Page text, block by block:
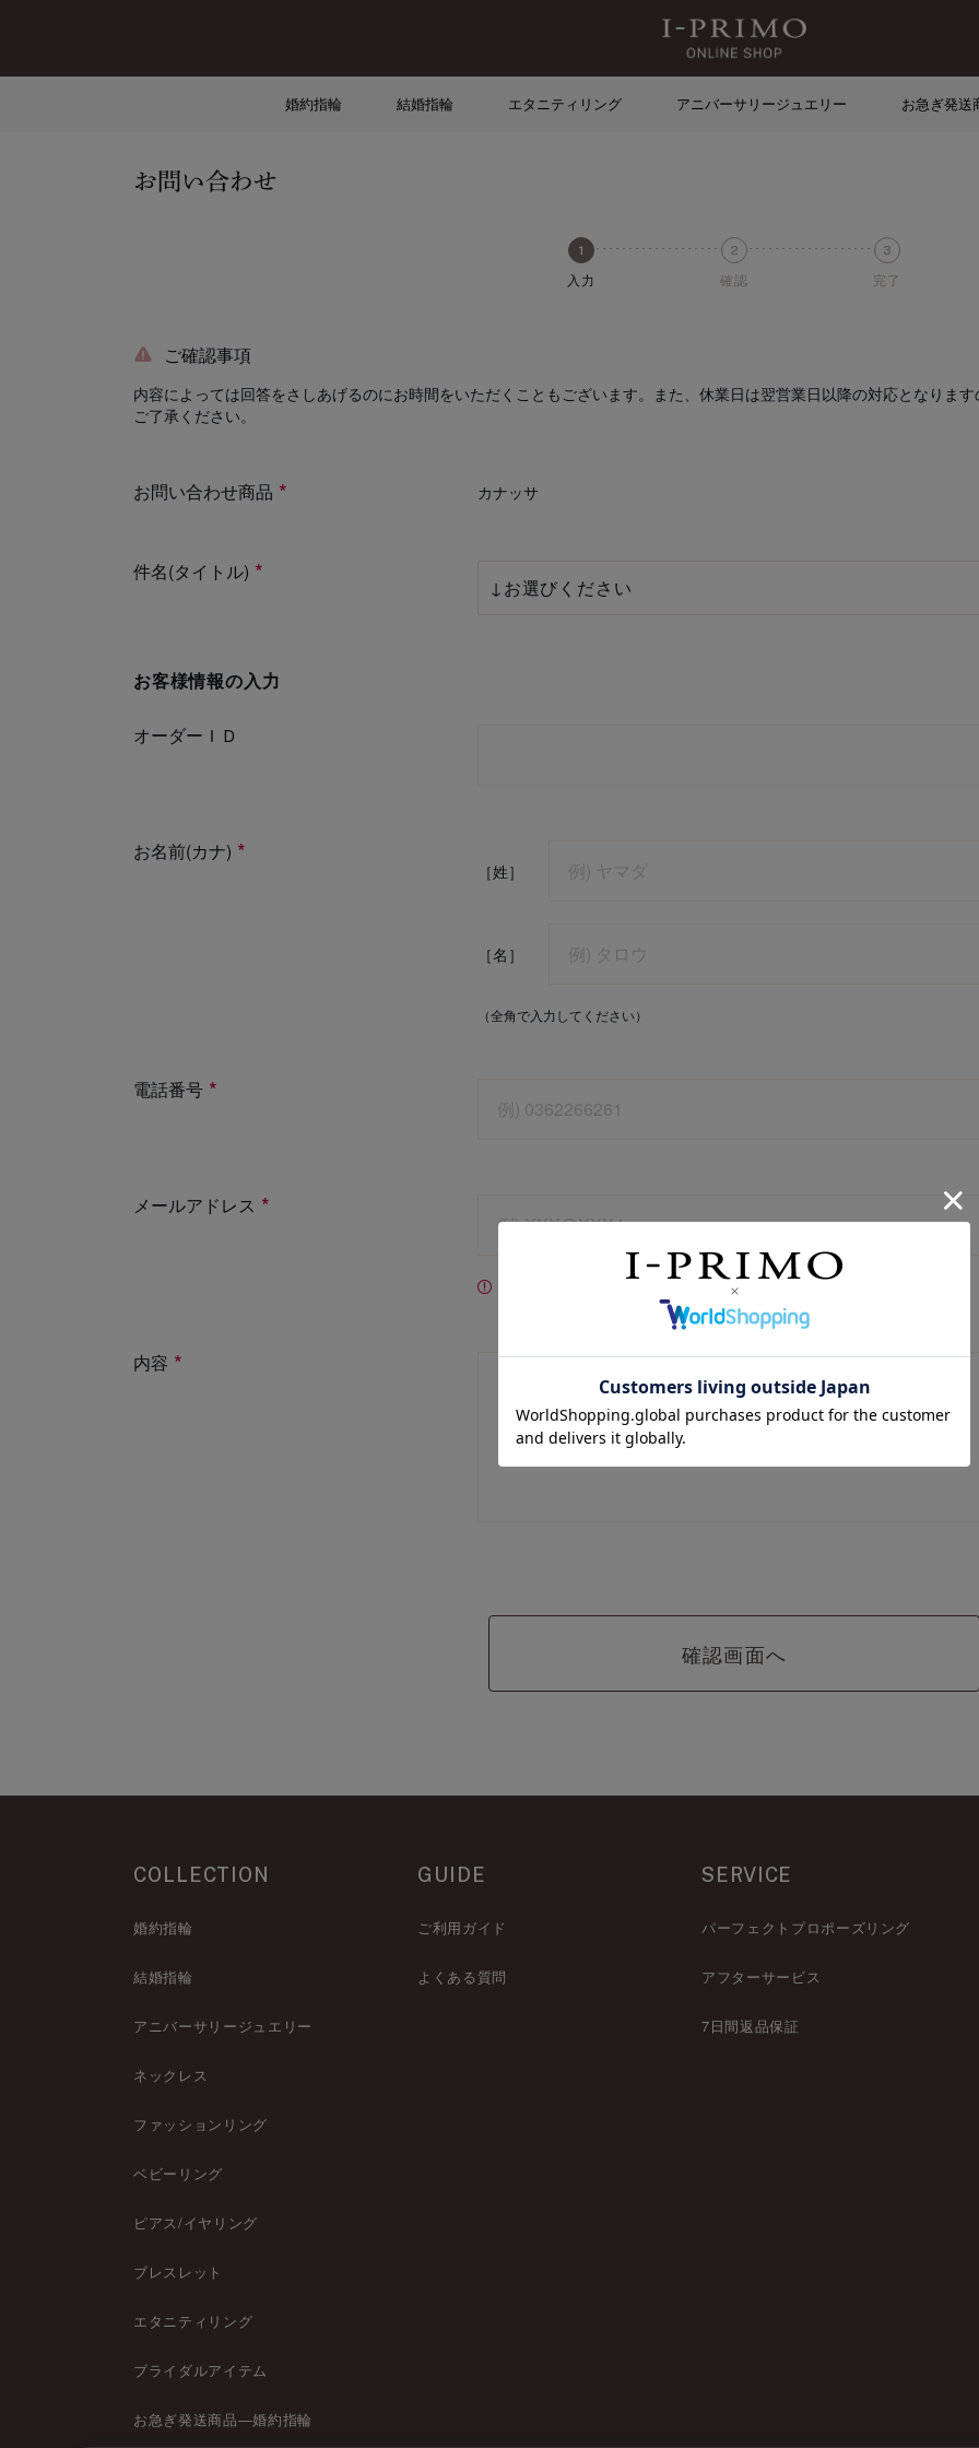
婚約指輪 結婚指輪 エタニティリング アニバーサリージュエリー お急ぎ発送
お問い合わせ
入力 確認 完了
ご確認事項
内容によっては回答をさしあげるのにお時間をいただくこともございます。また、休業日は翌営業日以降の対応となります
ご了承ください。
お問い合わせ商品 カナッサ
件名(タイトル)
お客様情報の入力
オーダーＩＤ
お名前(カナ)
［姓］
［名］
（全角で入力してください）
電話番号
メールアドレス
お問い合わせ受付メール（自動メール）が届かない場合
内容
COLLECTION
婚約指輪
結婚指輪
アニバーサリージュエリー
ネックレス
ファッションリング
ベビーリング
ピアス/イヤリング
ブレスレット
エタニティリング
ブライダルアイテム
お急ぎ発送商品―婚約指輪
GUIDE
ご利用ガイド
よくある質問
SERVICE
パーフェクトプロポーズリング
アフターサービス
7日間返品保証